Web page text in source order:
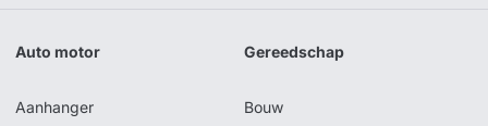
Auto motor
Aanhanger
Gereedschap
Bouw